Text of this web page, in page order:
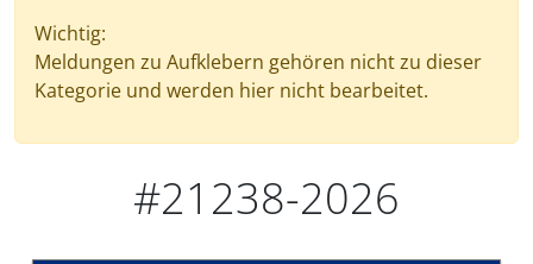
Wichtig:
Meldungen zu Aufklebern gehören nicht zu dieser
Kategorie und werden hier nicht bearbeitet.
#21238-2026